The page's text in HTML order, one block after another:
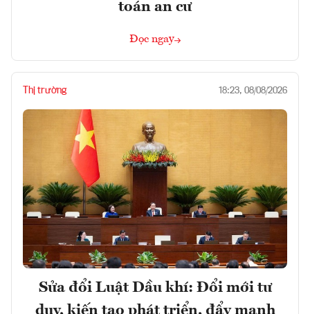
toán an cư
Đọc ngay
Thị trường 18:23, 08/08/2026
Sửa đổi Luật Dầu khí: Đổi mới tư
duy, kiến tạo phát triển, đẩy mạnh